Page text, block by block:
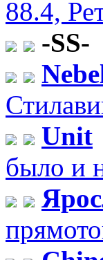
88.4,
-SS-
Unit
было и